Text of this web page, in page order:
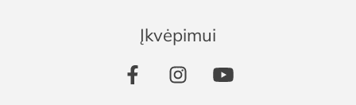
Įkvėpimui